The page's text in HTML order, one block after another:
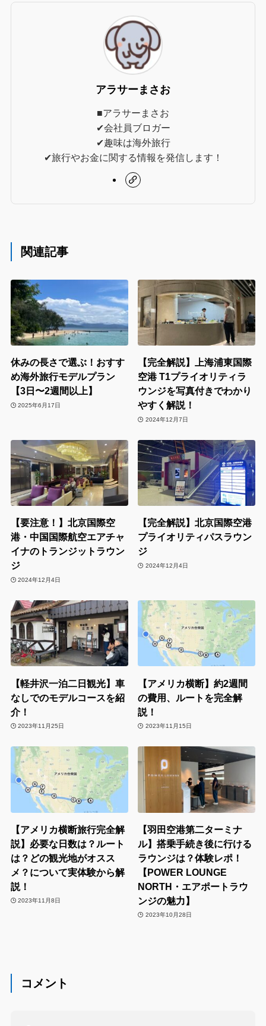
アラサーまさお
■アラサーまさお
✔︎会社員ブロガー
✔︎趣味は海外旅行
✔︎旅行やお金に関する情報を発信します！
関連記事
休みの長さで選ぶ！おすす
め海外旅行モデルプラン
【3日〜2週間以上】
2025年6月17日
【完全解説】上海浦東国際
空港 T1プライオリティラ
ウンジを写真付きでわかり
やすく解説！
2024年12月7日
【要注意！】北京国際空
港・中国国際航空エアチャ
イナのトランジットラウン
ジ
2024年12月4日
【完全解説】北京国際空港
プライオリティパスラウン
ジ
2024年12月4日
【軽井沢一泊二日観光】車
なしでのモデルコースを紹
介！
2023年11月25日
【アメリカ横断】約2週間
の費用、ルートを完全解
説！
2023年11月15日
【アメリカ横断旅行完全解
説】必要な日数は？ルート
は？どの観光地がオスス
メ？について実体験から解
説！
2023年11月8日
【羽田空港第二ターミナ
ル】搭乗手続き後に行ける
ラウンジは？体験レポ！
【POWER LOUNGE
NORTH・エアポートラウ
ンジの魅力】
2023年10月28日
コメント